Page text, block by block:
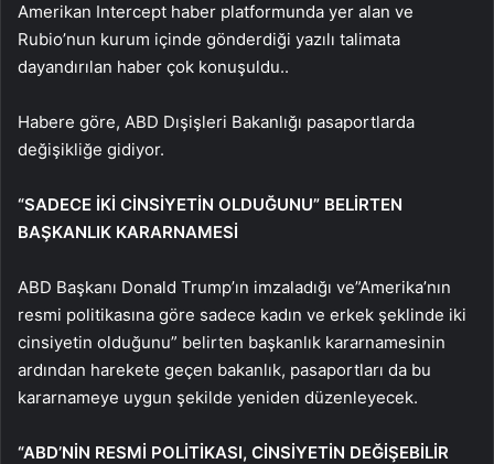
Amerikan Intercept haber platformunda yer alan ve
Rubio’nun kurum içinde gönderdiği yazılı talimata
dayandırılan haber çok konuşuldu..
Habere göre, ABD Dışişleri Bakanlığı pasaportlarda
değişikliğe gidiyor.
“SADECE İKİ CİNSİYETİN OLDUĞUNU” BELİRTEN
BAŞKANLIK KARARNAMESİ
ABD Başkanı Donald Trump’ın imzaladığı ve”Amerika’nın
resmi politikasına göre sadece kadın ve erkek şeklinde iki
cinsiyetin olduğunu” belirten başkanlık kararnamesinin
ardından harekete geçen bakanlık, pasaportları da bu
kararnameye uygun şekilde yeniden düzenleyecek.
“ABD’NİN RESMİ POLİTİKASI, CİNSİYETİN DEĞİŞEBİLİR